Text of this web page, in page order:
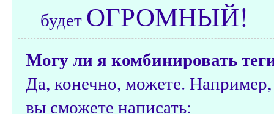
будет ОГРОМНЫЙ!
Могу ли я комбинировать
Да, конечно, можете.
вы сможете написать: